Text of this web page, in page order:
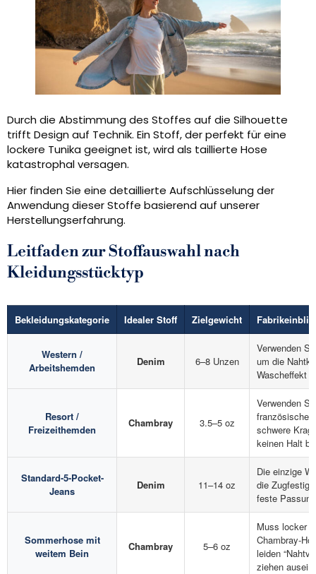
Durch die Abstimmung des Stoffes auf die Silhouette
trifft Design auf Technik. Ein Stoff, der perfekt für eine
lockere Tunika geeignet ist, wird als taillierte Hose
katastrophal versagen.
Hier finden Sie eine detaillierte Aufschlüsselung der
Anwendung dieser Stoffe basierend auf unserer
Herstellungserfahrung.
Leitfaden zur Stoffauswahl nach
Kleidungsstücktyp
Bekleidungskategorie Idealer Stoff Zielgewicht
Western /
Arbeitshemden
Denim 6–8 Unzen
Verwenden
um die
Wascheffekt
Resort /
Freizeithemden
Chambray 3.5–5 oz
Verwenden
französische
schwere
keinen Halt
Standard-5-Pocket-
Jeans
Denim 11–14 oz
Die einzige
die
feste
Sommerhose mit
weitem Bein
Chambray 5–6 oz
Muss locker
Chambray-
leiden
ziehen